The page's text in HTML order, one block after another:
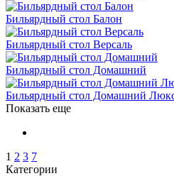
Бильярдный стол Балон
Бильярдный стол Версаль
Бильярдный стол Домашний
Бильярдный стол Домашний
Показать еще
1 2 3 7
Категории